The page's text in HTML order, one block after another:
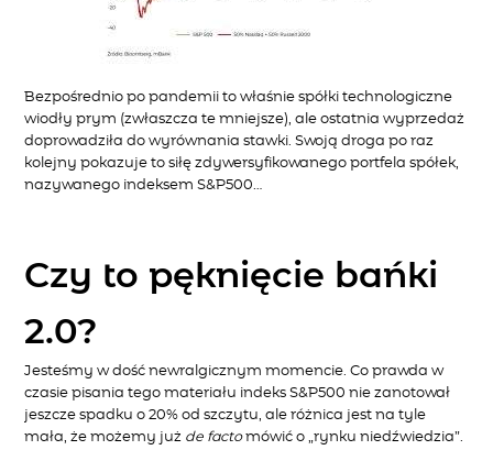
Bezpośrednio po pandemii to właśnie spółki technologiczne
wiodły prym (zwłaszcza te mniejsze), ale ostatnia wyprzedaż
doprowadziła do wyrównania stawki. Swoją droga po raz
kolejny pokazuje to siłę zdywersyfikowanego portfela spółek,
nazywanego indeksem S&P500…
Czy to pęknięcie bańki
2.0?
Jesteśmy w dość newralgicznym momencie. Co prawda w
czasie pisania tego materiału indeks S&P500 nie zanotował
jeszcze spadku o 20% od szczytu, ale różnica jest na tyle
mała, że możemy już de factomówić o „rynku niedźwiedzia”.